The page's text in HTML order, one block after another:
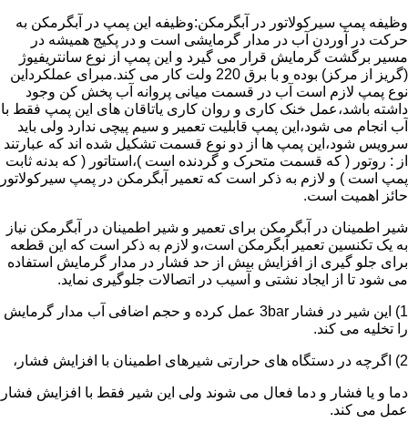
وظیفه پمپ سیرکولاتور در آبگرمکن:وظیفه این پمپ در آبگرمکن به
حرکت در آوردن آب در مدار گرمایشی است و در پکیج همیشه در
مسیر برگشت گرمایش قرار می گیرد و این پمپ از نوع سانتریفیوژ
(گریز از مرکز) بوده و با برق 220 ولت کار می کند.مبرای عملکرداین
نوع پمپ لازم است آب در قسمت میانی پروانه آب پخش کن وجود
داشته باشد،عمل خنک کاری و روان کاری یاتاقان های این پمپ فقط با
آب انجام می شود،این پمپ قابلیت تعمیر و سیم پیچی ندارد ولی باید
سرویس شود،این پمپ ها از دو نوع قسمت تشکیل شده اند که عبارتند
از : روتور ( که قسمت متحرک و گردنده است )،استاتور ( که بدنه ثابت
پمپ است ) و لازم به ذکر است که تعمیر آبگرمکن در پمپ سیرکولاتور
حائز اهمیت است.
شیر اطمینان در آبگرمکن برای تعمیر و شیر اطمینان در آبگرمکن نیاز
به یک تکنسین تعمیر آبگرمکن است،و لازم به ذکر است که این قطعه
برای جلو گیری از افزایش بیش از حد فشار در مدار گرمایش استفاده
می شود تا از ایجاد نشتی و آسیب در اتصالات جلوگیری نماید.
1) این شیر در فشار 3bar عمل کرده و حجم اضافی آب مدار گرمایش
را تخلیه می کند.
2) اگرچه در دستگاه های حرارتی شیرهای اطمینان با افزایش فشار،
دما و یا فشار و دما فعال می شوند ولی این شیر فقط با افزایش فشار
عمل می کند.